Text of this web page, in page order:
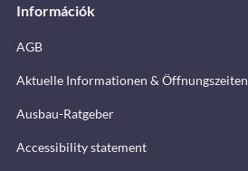
Információk
AGB
Aktuelle Informationen & Öffnungszeiten
Ausbau-Ratgeber
Accessibility statement